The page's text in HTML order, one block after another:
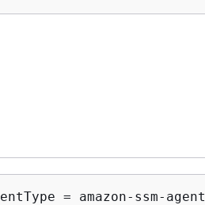
= amazon-ssm-agent